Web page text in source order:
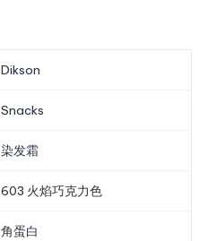
Dikson
Snacks
染发霜
603 火焰巧克力色
角蛋白